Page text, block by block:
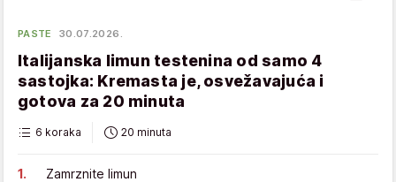
PASTE 30.07.2026.
Italijanska limun testenina od samo 4
sastojka: Kremasta je, osvežavajuća i
gotova za 20 minuta
6 koraka 20 minuta
Zamrznite limun